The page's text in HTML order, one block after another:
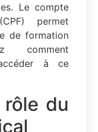
Le compte
permet
de formation
comment
à ce
du